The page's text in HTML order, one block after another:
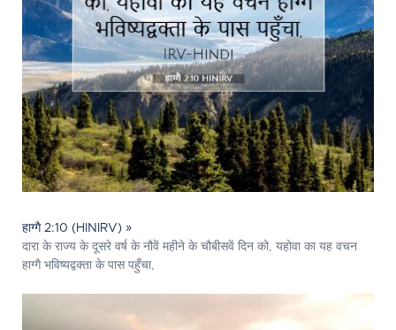
हाग्गै 2:10 (HINIRV) »
दारा के राज्य के दूसरे वर्ष के नौवें महीने के चौबीसवें दिन को, यहोवा का यह वचन
हाग्गै भविष्यद्वक्ता के पास पहुँचा,